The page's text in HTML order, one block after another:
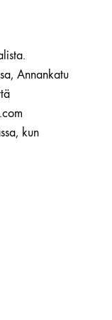
Annankatu
kun